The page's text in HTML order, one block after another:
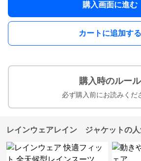
購入画面に進む
カートに追加する
購入時のルール
必ず購入前にお読みくだ
レインウェアレイン ジャケットの人